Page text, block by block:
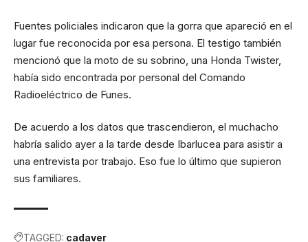
Fuentes policiales indicaron que la gorra que apareció en el
lugar fue reconocida por esa persona. El testigo también
mencionó que la moto de su sobrino, una Honda Twister,
había sido encontrada por personal del Comando
Radioeléctrico de Funes.
De acuerdo a los datos que trascendieron, el muchacho
habría salido ayer a la tarde desde Ibarlucea para asistir a
una entrevista por trabajo. Eso fue lo último que supieron
sus familiares.
TAGGED: cadaver